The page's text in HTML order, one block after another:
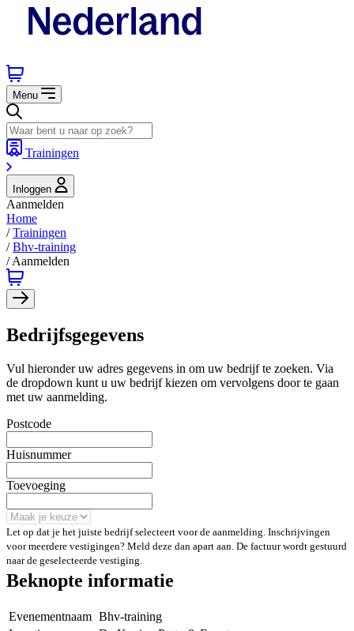
Menu
Trainingen
Inloggen
Aanmelden
Home
/Trainingen
/Bhv-training
/Aanmelden
Bedrijfsgegevens
Vul hieronder uw adres gegevens in om uw bedrijf te zoeken. Via
de dropdown kunt u uw bedrijf kiezen om vervolgens door te gaan
met uw aanmelding.
Postcode
Huisnummer
Toevoeging
Let op dat je het juiste bedrijf selecteert voor de aanmelding. Inschrijvingen
voor meerdere vestigingen? Meld deze dan apart aan. De factuur wordt gestuurd
naar de geselecteerde vestiging.
Beknopte informatie
Evenementnaam Bhv-training